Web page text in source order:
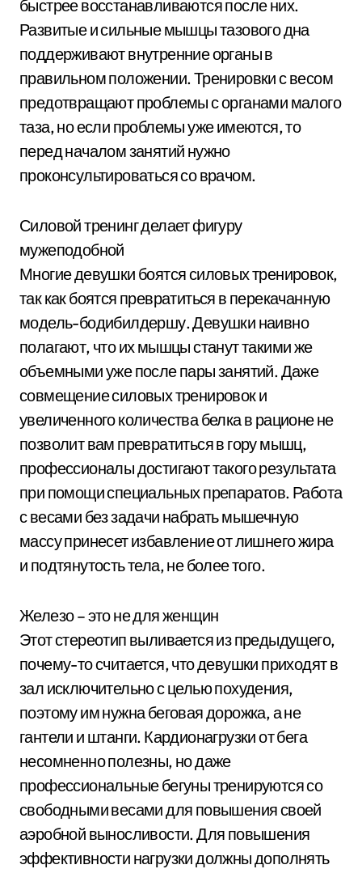
быстрее восстанавливаются после них.
Развитые и сильные мышцы тазового дна
поддерживают внутренние органы в
правильном положении. Тренировки с весом
предотвращают проблемы с органами малого
таза, но если проблемы уже имеются, то
перед началом занятий нужно
проконсультироваться со врачом.
Силовой тренинг делает фигуру
мужеподобной
Многие девушки боятся силовых тренировок,
так как боятся превратиться в перекачанную
модель-бодибилдершу. Девушки наивно
полагают, что их мышцы станут такими же
объемными уже после пары занятий. Даже
совмещение силовых тренировок и
увеличенного количества белка в рационе не
позволит вам превратиться в гору мышц,
профессионалы достигают такого результата
при помощи специальных препаратов. Работа
с весами без задачи набрать мышечную
массу принесет избавление от лишнего жира
и подтянутость тела, не более того.
Железо – это не для женщин
Этот стереотип выливается из предыдущего,
почему-то считается, что девушки приходят в
зал исключительно с целью похудения,
поэтому им нужна беговая дорожка, а не
гантели и штанги. Кардионагрузки от бега
несомненно полезны, но даже
профессиональные бегуны тренируются со
свободными весами для повышения своей
аэробной выносливости. Для повышения
эффективности нагрузки должны дополнять